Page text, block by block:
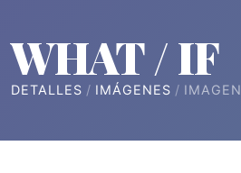
WHAT / IF
DETALLES IMÁGENES IMAGEN